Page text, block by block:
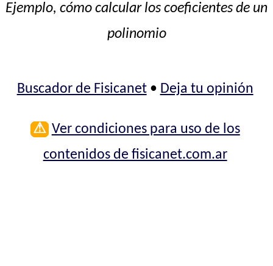
Ejemplo, cómo calcular los coeficientes de un
polinomio
Buscador de Fisicanet• Deja tu opinión
⚠ Ver condiciones para uso de los
contenidos de fisicanet.com.ar